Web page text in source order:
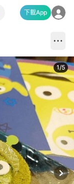
下載App
1/5